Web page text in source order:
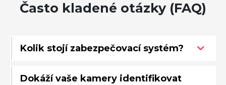
Často kladené otázky (FAQ)
Kolik stojí zabezpečovací systém?
Dokáží vaše kamery identifikovat